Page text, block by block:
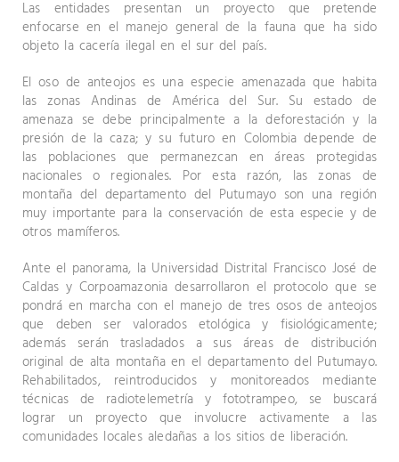
Las entidades presentan un proyecto que pretende
enfocarse en el manejo general de la fauna que ha sido
objeto la cacería ilegal en el sur del país.
El oso de anteojos es una especie amenazada que habita
las zonas Andinas de América del Sur. Su estado de
amenaza se debe principalmente a la deforestación y la
presión de la caza; y su futuro en Colombia depende de
las poblaciones que permanezcan en áreas protegidas
nacionales o regionales. Por esta razón, las zonas de
montaña del departamento del Putumayo son una región
muy importante para la conservación de esta especie y de
otros mamíferos.
Ante el panorama, la Universidad Distrital Francisco José de
Caldas y Corpoamazonia desarrollaron el protocolo que se
pondrá en marcha con el manejo de tres osos de anteojos
que deben ser valorados etológica y fisiológicamente;
además serán trasladados a sus áreas de distribución
original de alta montaña en el departamento del Putumayo.
Rehabilitados, reintroducidos y monitoreados mediante
técnicas de radiotelemetría y fototrampeo, se buscará
lograr un proyecto que involucre activamente a las
comunidades locales aledañas a los sitios de liberación.